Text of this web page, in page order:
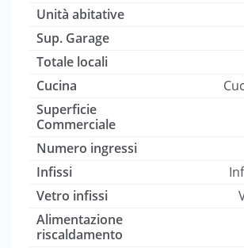
Unità abitative
Sup. Garage
Totale locali
Cucina
Superficie
Commerciale
Numero ingressi
Infissi
Vetro infissi
Alimentazione
riscaldamento